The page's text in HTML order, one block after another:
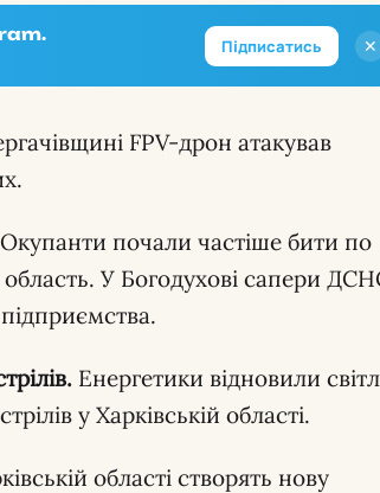
✕
Підписатись
FPV-дрон атакував
Окупанти почали частіше бити по
У Богодухові сапери
Енергетики відновили
у Харківській області.
області створять нову